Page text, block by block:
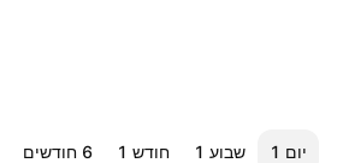
יום ‎1‎ שבוע ‎1‎ חודש ‎1‎ ‎6‎ חודשים